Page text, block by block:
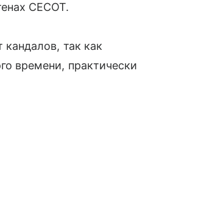
CECOT.
так как
времени, практически